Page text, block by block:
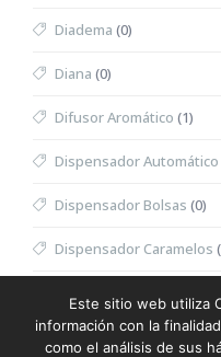
Diadema (0)
Diana (0)
Difusor Aromático (1)
Dispensador Automático
Dispensador Bolsas (0)
Dispensador Caramelos
Divot(0)
Este sitio web utiliza
información con la
como el análisis de sus